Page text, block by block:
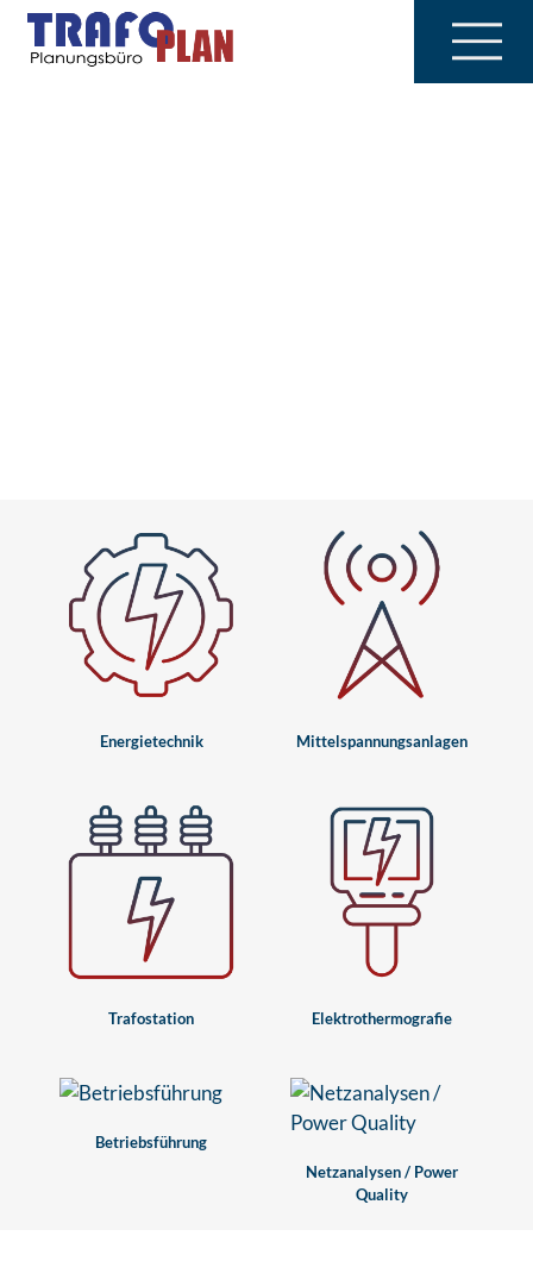
Energietechnik Mittelspannungsanlagen
Trafostation Elektrothermografie
Betriebsführung
Netzanalysen / Power
Quality